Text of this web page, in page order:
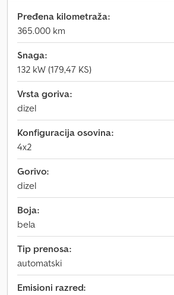
Pređena kilometraža:
365.000 km
Snaga:
132 kW (179,47 KS)
Vrsta goriva:
dizel
Konfiguracija osovina:
4x2
Gorivo:
dizel
Boja:
bela
Tip prenosa:
automatski
Emisioni razred: